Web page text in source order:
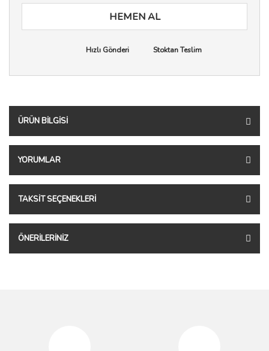
HEMEN AL
Hızlı Gönderi Stoktan Teslim
ÜRÜN BILGISI
YORUMLAR
TAKSIT SEÇENEKLERI
ÖNERILERINIZ